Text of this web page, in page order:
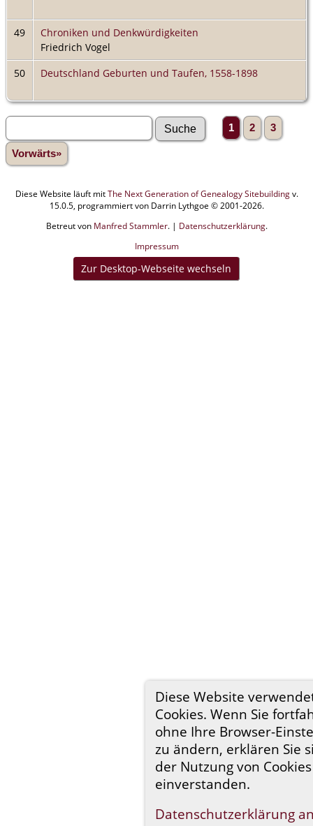
Diese Website
Cookies. Wenn Sie
ohne Ihre Browser-
zu ändern, erklären Sie
der Nutzung von Cookies
einverstanden.
Datenschutzerklärung
49
Chroniken und Denkwürdigkeiten
Friedrich Vogel
50
Deutschland Geburten und Taufen, 1558-1898
1 2 3
Vorwärts»
Diese Website läuft mitThe Next Generation of Genealogy Sitebuildingv.
15.0.5, programmiert von Darrin Lythgoe © 2001-2026.
Betreut von Manfred Stammler. | Datenschutzerklärung.
Impressum
Zur Desktop-Webseite wechseln